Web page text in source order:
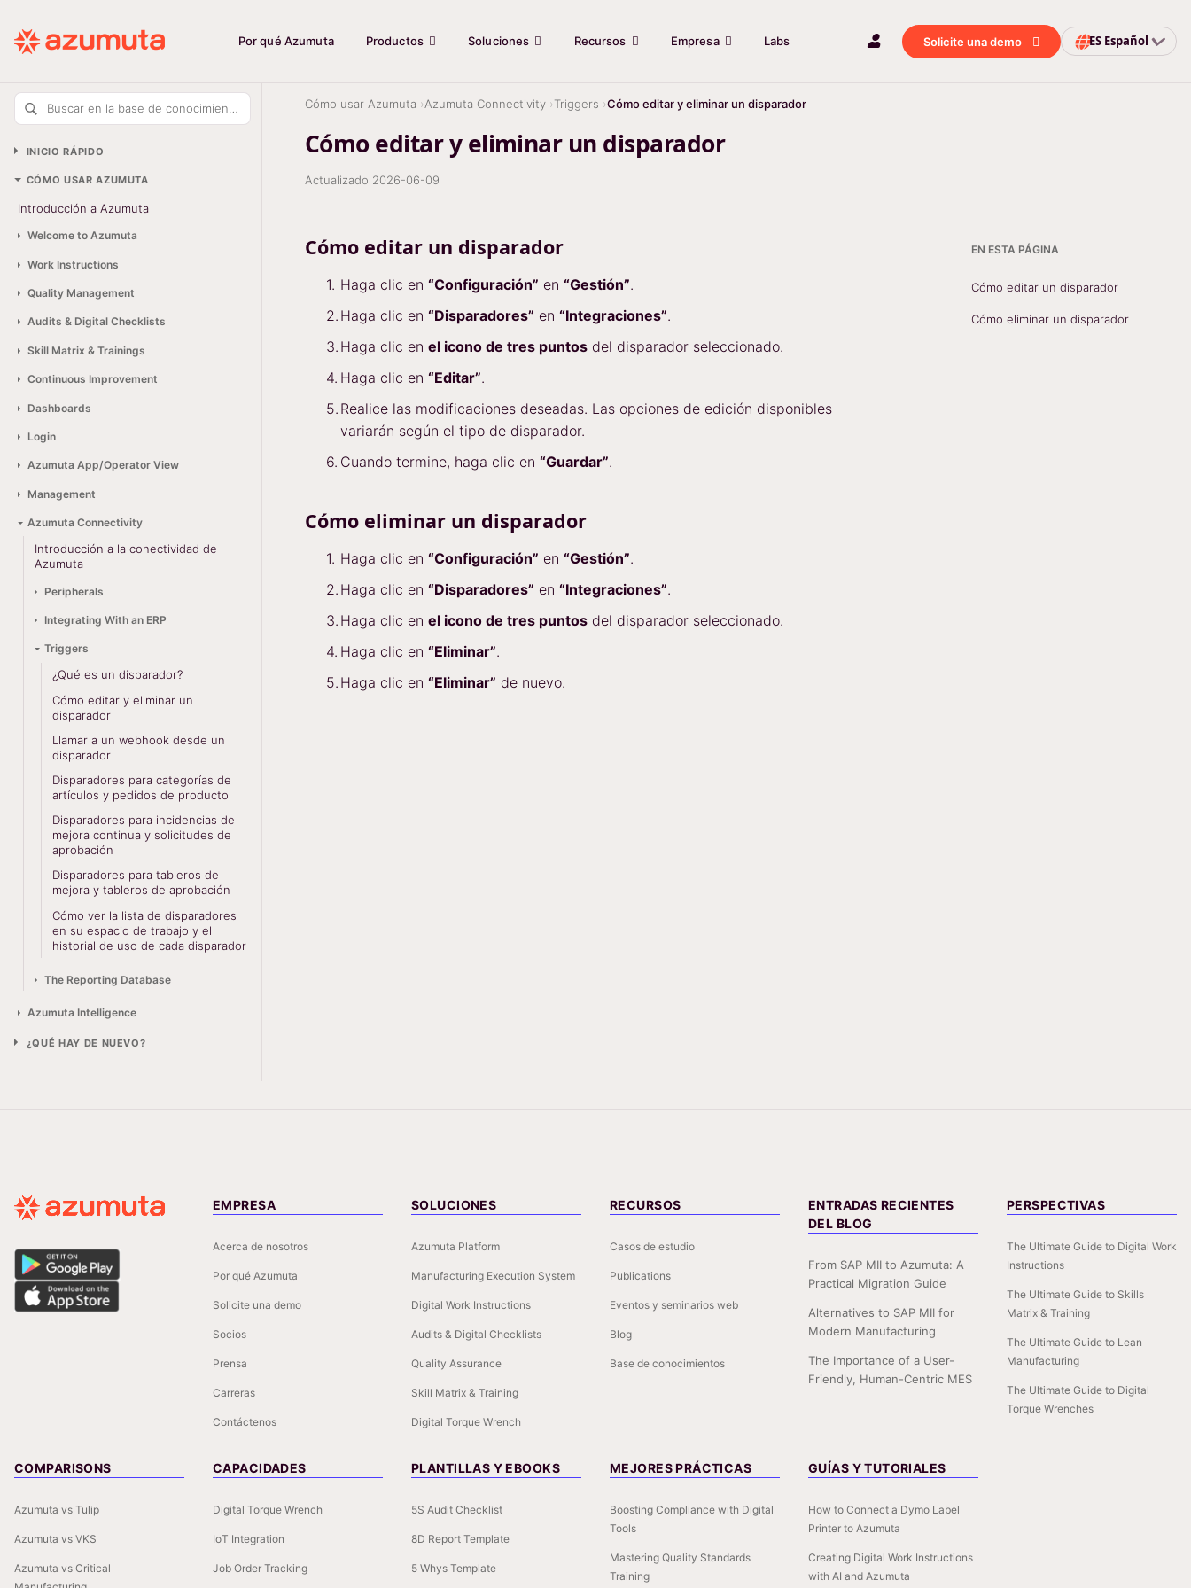
Por qué Azumuta Productos Soluciones Recursos Empresa Labs Solicite una demo ES Español
INICIO RÁPIDO
CÓMO USAR AZUMUTA
Introducción a Azumuta
Welcome to Azumuta
Work Instructions
Quality Management
Audits & Digital Checklists
Skill Matrix & Trainings
Continuous Improvement
Dashboards
Login
Azumuta App/Operator View
Management
Azumuta Connectivity
Introducción a la conectividad de
Azumuta
Peripherals
Integrating With an ERP
Triggers
¿Qué es un disparador?
Cómo editar y eliminar un
disparador
Llamar a un webhook desde un
disparador
Disparadores para categorías de
artículos y pedidos de producto
Disparadores para incidencias de
mejora continua y solicitudes de
aprobación
Disparadores para tableros de
mejora y tableros de aprobación
Cómo ver la lista de disparadores
en su espacio de trabajo y el
historial de uso de cada disparador
The Reporting Database
Azumuta Intelligence
¿QUÉ HAY DE NUEVO?
Cómo usar Azumuta Azumuta Connectivity Triggers Cómo editar y eliminar un disparador
Cómo editar y eliminar un disparador
Actualizado 2026-06-09
Cómo editar un disparador
Haga clic en “Configuración” en “Gestión”.
Haga clic en “Disparadores” en “Integraciones”.
Haga clic en el icono de tres puntos del disparador seleccionado.
Haga clic en “Editar”.
Realice las modificaciones deseadas. Las opciones de edición disponibles
variarán según el tipo de disparador.
Cuando termine, haga clic en “Guardar”.
Cómo eliminar un disparador
Haga clic en “Configuración” en “Gestión”.
Haga clic en “Disparadores” en “Integraciones”.
Haga clic en el icono de tres puntos del disparador seleccionado.
Haga clic en “Eliminar”.
Haga clic en “Eliminar” de nuevo.
EN ESTA PÁGINA
Cómo editar un disparador
Cómo eliminar un disparador
EMPRESA
Acerca de nosotros
Por qué Azumuta
Solicite una demo
Socios
Prensa
Carreras
Contáctenos
SOLUCIONES
Azumuta Platform
Manufacturing Execution System
Digital Work Instructions
Audits & Digital Checklists
Quality Assurance
Skill Matrix & Training
Digital Torque Wrench
RECURSOS
Casos de estudio
Publications
Eventos y seminarios web
Blog
Base de conocimientos
ENTRADAS RECIENTES
DEL BLOG
From SAP MII to Azumuta: A
Practical Migration Guide
Alternatives to SAP MII for
Modern Manufacturing
The Importance of a User-
Friendly, Human-Centric MES
PERSPECTIVAS
The Ultimate Guide to Digital Work
Instructions
The Ultimate Guide to Skills
Matrix & Training
The Ultimate Guide to Lean
Manufacturing
The Ultimate Guide to Digital
Torque Wrenches
COMPARISONS
Azumuta vs Tulip
Azumuta vs VKS
Azumuta vs Critical
CAPACIDADES
Digital Torque Wrench
IoT Integration
Job Order Tracking
PLANTILLAS Y EBOOKS
5S Audit Checklist
8D Report Template
5 Whys Template
MEJORES PRÁCTICAS
Boosting Compliance with Digital
Tools
Mastering Quality Standards
Training
GUÍAS Y TUTORIALES
How to Connect a Dymo Label
Printer to Azumuta
Creating Digital Work Instructions
with AI and Azumuta